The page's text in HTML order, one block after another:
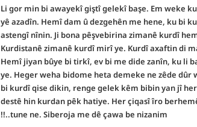
Li gor min bi awayekî giştî gelekî başe. Em weke
yê azadîn. Hemî dam û dezgehên me hene, ku bi
astengî nînin. Ji bona pêşvebirina zimanê kurdî
Kurdistanê zimanê kurdî mirî ye. Kurdî axaftin di
Hemî jiyan bûye bi tirkî, ev bi me dide zanîn, ku li
ye. Heger weha bidome heta demeke ne zêde
bi kurdî qise dikin, renge gelek kêm bibin yan jî
destê hin kurdan pêk hatiye. Her çiqasî îro
tune ne. Siberoja me dê çawa be nizanim..!!